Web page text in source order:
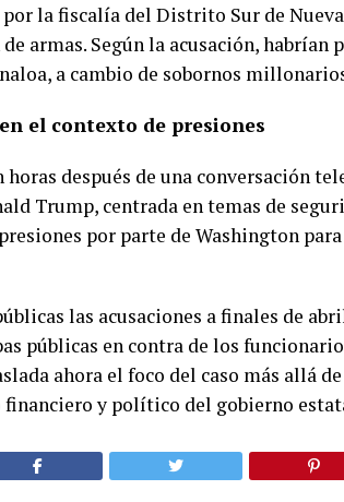
por la fiscalía del Distrito Sur de
armas. Según la acusación, habrían
a cambio de sobornos
el contexto de presiones
después de una conversación
Trump, centrada en temas de
por parte de Washington
las acusaciones a finales de
públicas en contra de los
ahora el foco del caso más allá
y político del gobierno